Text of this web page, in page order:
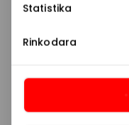
Statistika
Rinkodara
savarankiškai
informaciją,
tinklalapyje
informacijos